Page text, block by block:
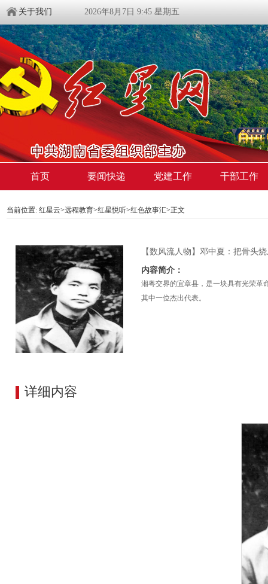
关于我们 2026年8月7日 9:45 星期五
首页 要闻快递 党建工作 干部工作
当前位置: 红星云>远程教育>红星悦听>红色故事汇>正文
【数风流人物】邓中夏：把骨头
内容简介：
湘粤交界的宜章县，是一块具有光荣革
其中一位杰出代表。
详细内容